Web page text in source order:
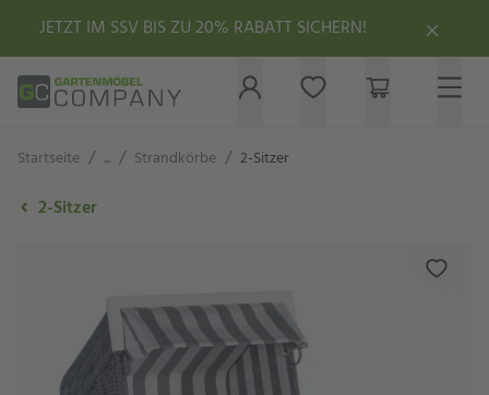
JETZT IM SSV BIS ZU 20% RABATT SICHERN!
Startseite / ... / Strandkörbe / 2-Sitzer
2-Sitzer